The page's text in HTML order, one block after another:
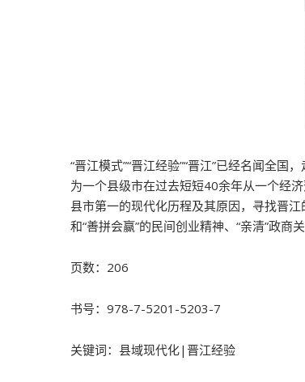
“晋江模式”“晋江经验”“晋江”已经名闻全
为一个县级市在过去短短40余年从一个经
县市第一的现代化历程及其原因，寻找晋
和“善拼会赢”的民间创业精神、“亲清”政商
页数：206
书号：978-7-5201-5203-7
关键词：县域现代化|晋江经验